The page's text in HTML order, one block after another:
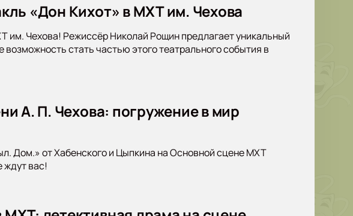
«Дон Кихот» в МХТ им. Чехова
Чехова! Режиссёр Николай Рощин предлагает уникальный
возможность стать частью этого театрального события в
А. П. Чехова: погружение в мир
Дом.» от Хабенского и Цыпкина на Основной сцене МХТ
ждут вас!